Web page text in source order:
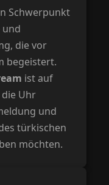
Schwerpunkt
und
die vor
begeistert.
ist auf
Uhr
und
türkischen
möchten.